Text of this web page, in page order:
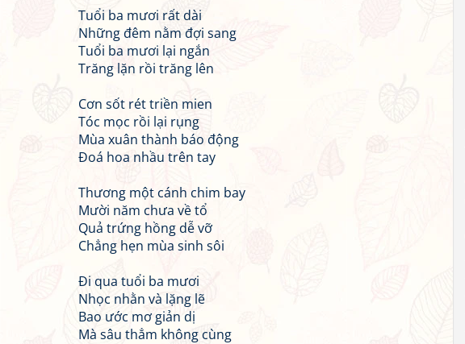
Tuổi ba mươi rất dài
Những đêm nằm đợi sang
Tuổi ba mươi lại ngắn
Trăng lặn rồi trăng lên
Cơn sốt rét triền mien
Tóc mọc rồi lại rụng
Mùa xuân thành báo động
Đoá hoa nhầu trên tay
Thương một cánh chim bay
Mười năm chưa về tổ
Quả trứng hồng dễ vỡ
Chẳng hẹn mùa sinh sôi
Đi qua tuổi ba mươi
Nhọc nhằn và lặng lẽ
Bao ước mơ giản dị
Mà sâu thẳm không cùng